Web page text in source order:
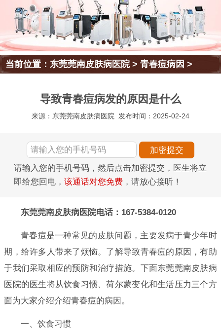
当前位置：东莞莞南皮肤病医院>青春痘病因 >
导致青春痘病发的原因是什么
来源：东莞莞南皮肤病医院 发布时间：2025-02-24
请输入您的手机号码，然后点击加密提交，医生将立
即给您回电， 该通话对您免费 ，请放心接听！
东莞莞南皮肤病医院电话：167-5384-0120
青春痘是一种常见的皮肤问题，主要发病于青少年时
期，给许多人带来了烦恼。了解导致青春痘的原因，有助
于我们采取相应的预防和治疗措施。下面东莞莞南皮肤病
医院的医生将从饮食习惯、荷尔蒙变化和生活压力三个方
面为大家介绍介绍青春痘的病因。
一、饮食习惯